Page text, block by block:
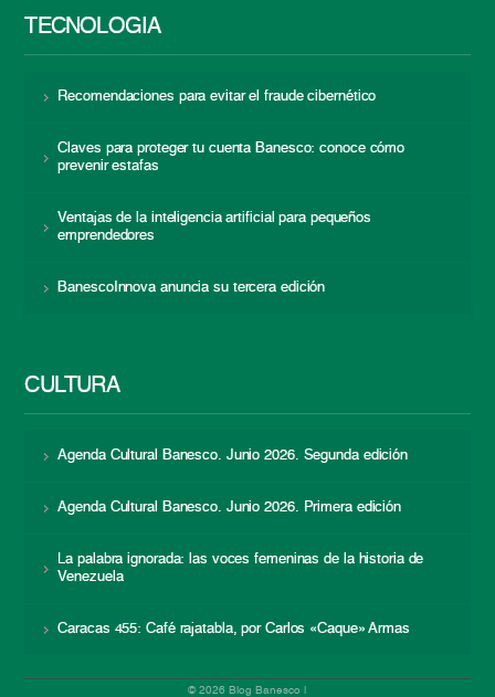
TECNOLOGÍA
Recomendaciones para evitar el fraude cibernético
Claves para proteger tu cuenta Banesco: conoce cómo
prevenir estafas
Ventajas de la inteligencia artificial para pequeños
emprendedores
BanescoInnova anuncia su tercera edición
CULTURA
Agenda Cultural Banesco. Junio 2026. Segunda edición
Agenda Cultural Banesco. Junio 2026. Primera edición
La palabra ignorada: las voces femeninas de la historia de
Venezuela
Caracas 455: Café rajatabla, por Carlos «Caque» Armas
© 2026 Blog Banesco |